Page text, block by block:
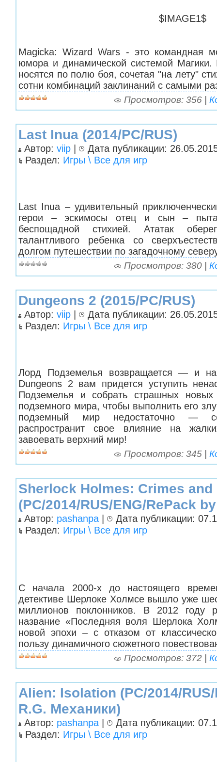
$IMAGE1$
Magicka: Wizard Wars - это командная
юмора и динамической системой Магики.
носятся по полю боя, сочетая "на лету"
сотни комбинаций заклинаний с самыми
Просмотров: 356 |
Last Inua (2014/PC/RUS)
Автор: viip |
Дата публикации:
Раздел: Игры \ Все для игр
Last Inua – удивительный
герои – эскимосы отец и сын –
беспощадной стихией. Ататак
талантливого ребенка со
долгом путешествии по загадочному
Просмотров: 380 |
Dungeons 2 (2015/PC/RUS)
Автор: viip |
Дата публикации:
Раздел: Игры \ Все для игр
Лорд Подземелья возвращается — и
Dungeons 2 вам придется уступить
Подземелья и собрать страшных
подземного мира, чтобы выполнить его
подземный мир недостаточно —
распространит свое влияние на
завоевать верхний мир!
Просмотров: 345 |
Sherlock Holmes: Crimes
(PC/2014/RUS/ENG/RePack
Автор: pashanpa |
Дата публикации:
Раздел: Игры \ Все для игр
С начала 2000-х до настоящего
детективе Шерлоке Холмсе вышло уже
миллионов поклонников. В 2012 году
название «Последняя воля Шерлока
новой эпохи – с отказом от
пользу динамичного сюжетного
Просмотров: 372 |
Alien: Isolation (PC/2014/
R.G. Механики)
Автор: pashanpa |
Дата публикации:
Раздел: Игры \ Все для игр